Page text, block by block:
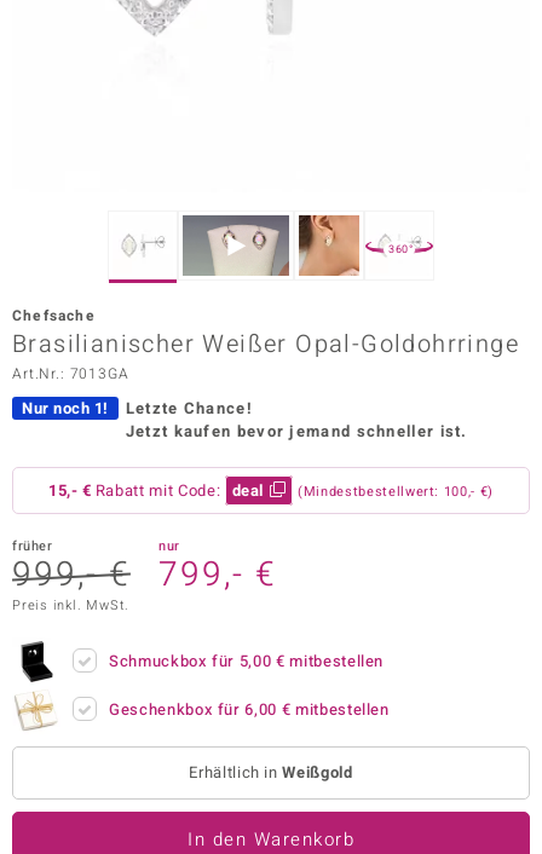
Vogue
Paraíso
Collection
360°
Chefsache
Brasilianischer Weißer Opal-Goldohrringe
Art.Nr.: 7013GA
Nur noch 1!
Letzte Chance!
Jetzt kaufen bevor jemand schneller ist.
15,- € Rabatt mit Code: deal (Mindestbestellwert: 100,- €)
früher
999,- €
nur
799,- €
Preis inkl. MwSt.
Schmuckbox für 5,00 € mitbestellen
Geschenkbox für6,00 € mitbestellen
Erhältlich inWeißgold
In den Warenkorb